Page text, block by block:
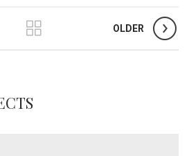
OLDER